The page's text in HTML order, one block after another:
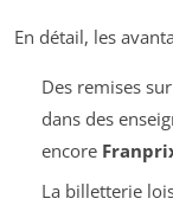
En détail, les
Des remises
dans des
encore
La billetterie